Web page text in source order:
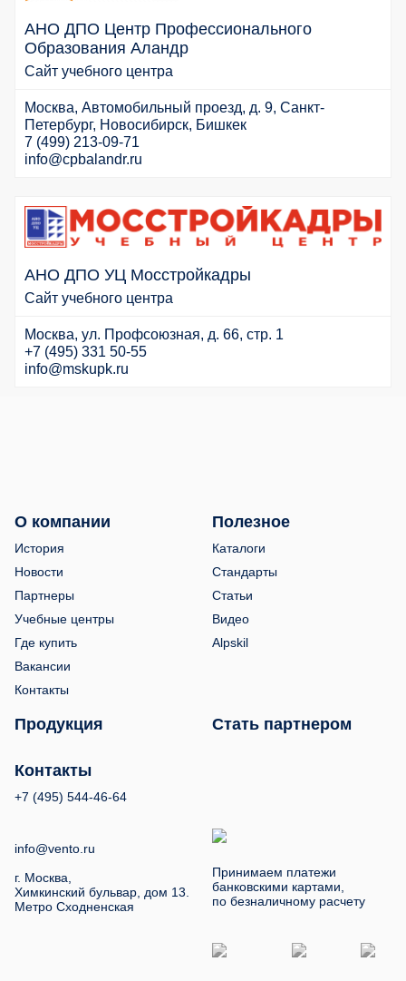
АНО ДПО Центр Профессионального
Образования Аландр
Сайт учебного центра
Москва, Автомобильный проезд, д. 9, Санкт-
Петербург, Новосибирск, Бишкек
7 (499) 213-09-71
info@cpbalandr.ru
АНО ДПО УЦ Мосстройкадры
Сайт учебного центра
Москва, ул. Профсоюзная, д. 66, стр. 1
+7 (495) 331 50-55
info@mskupk.ru
О компании
История
Новости
Партнеры
Учебные центры
Где купить
Вакансии
Контакты
Полезное
Каталоги
Стандарты
Статьи
Видео
Alpskil
Продукция Стать партнером
Контакты
+7 (495) 544-46-64
info@vento.ru
г. Москва,
Химкинский бульвар, дом 13.
Метро Сходненская
Принимаем платежи
банковскими картами,
по безналичному расчету